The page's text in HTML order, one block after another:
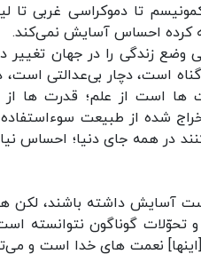
تا دموکراسی غربی تا
کرده احساس آسایش نمی‌کند.
زندگی را در جهان تغییر
است، دچار بی‌عدالتی است،
ها است از علم؛ قدرت ها از
شده‌ از طبیعت
در همه جای دنیا؛ احساس
است آسایش داشته باشند، لکن
گوناگون نتوانسته
نعمت های خدا است و